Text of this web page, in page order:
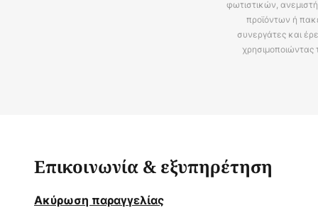
φωτιστικών,
προϊόντων ή
συνεργάτες και
χρησιμοποιώντας
Επικοινωνία & εξυπηρέτηση
Ακύρωση παραγγελίας